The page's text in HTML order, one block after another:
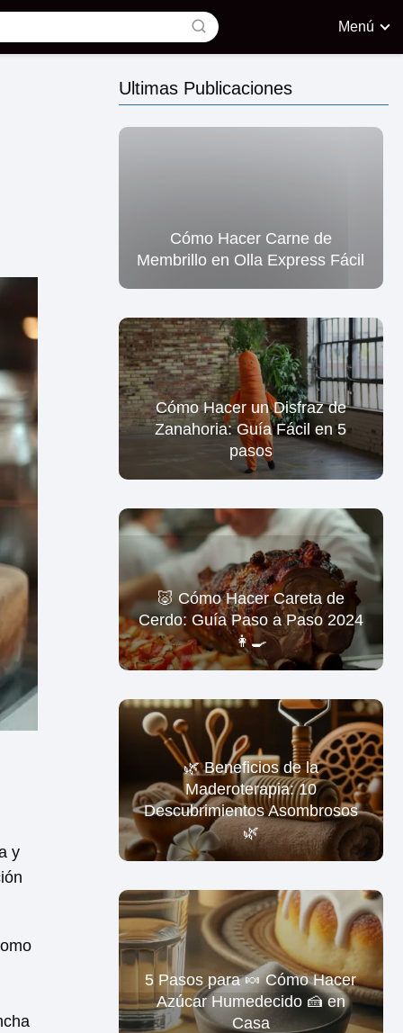
Menú
y
Ultimas Publicaciones
Cómo Hacer Carne de
Membrillo en Olla Express Fácil
Cómo Hacer un Disfraz de
Zanahoria: Guía Fácil en 5
pasos
🐷 Cómo Hacer Careta de
Cerdo: Guía Paso a Paso 2024
👩‍🍳
🌿 Beneficios de la
Maderoterapia: 10
Descubrimientos Asombrosos
🌿
5 Pasos para 🍬 Cómo Hacer
Azúcar Humedecido 🍰 en
Casa